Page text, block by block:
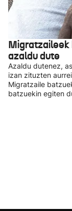
Migratzaileek
azaldu dute
Azaldu dutenez,
izan zituzten
Migratzaile
batzuekin egiten